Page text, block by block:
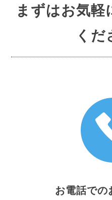
まずはお気軽
くだ
お電話での